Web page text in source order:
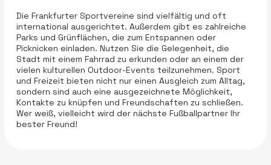
Die Frankfurter Sportvereine sind vielfältig und oft
international ausgerichtet. Außerdem gibt es zahlreiche
Parks und Grünflächen, die zum Entspannen oder
Picknicken einladen. Nutzen Sie die Gelegenheit, die
Stadt mit einem Fahrrad zu erkunden oder an einem der
vielen kulturellen Outdoor-Events teilzunehmen. Sport
und Freizeit bieten nicht nur einen Ausgleich zum Alltag,
sondern sind auch eine ausgezeichnete Möglichkeit,
Kontakte zu knüpfen und Freundschaften zu schließen.
Wer weiß, vielleicht wird der nächste Fußballpartner Ihr
bester Freund!